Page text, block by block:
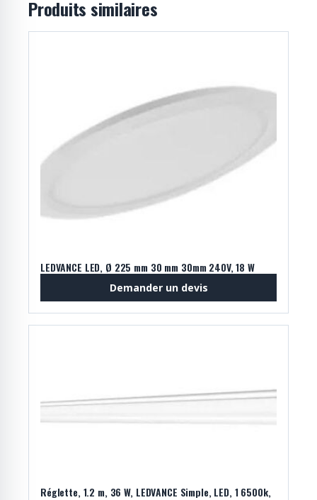
Produits similaires
LEDVANCE LED, Ø 225 mm 30 mm 30mm 240V, 18 W
Demander un devis
Réglette, 1.2 m, 36 W, LEDVANCE Simple, LED, 1 6500k,